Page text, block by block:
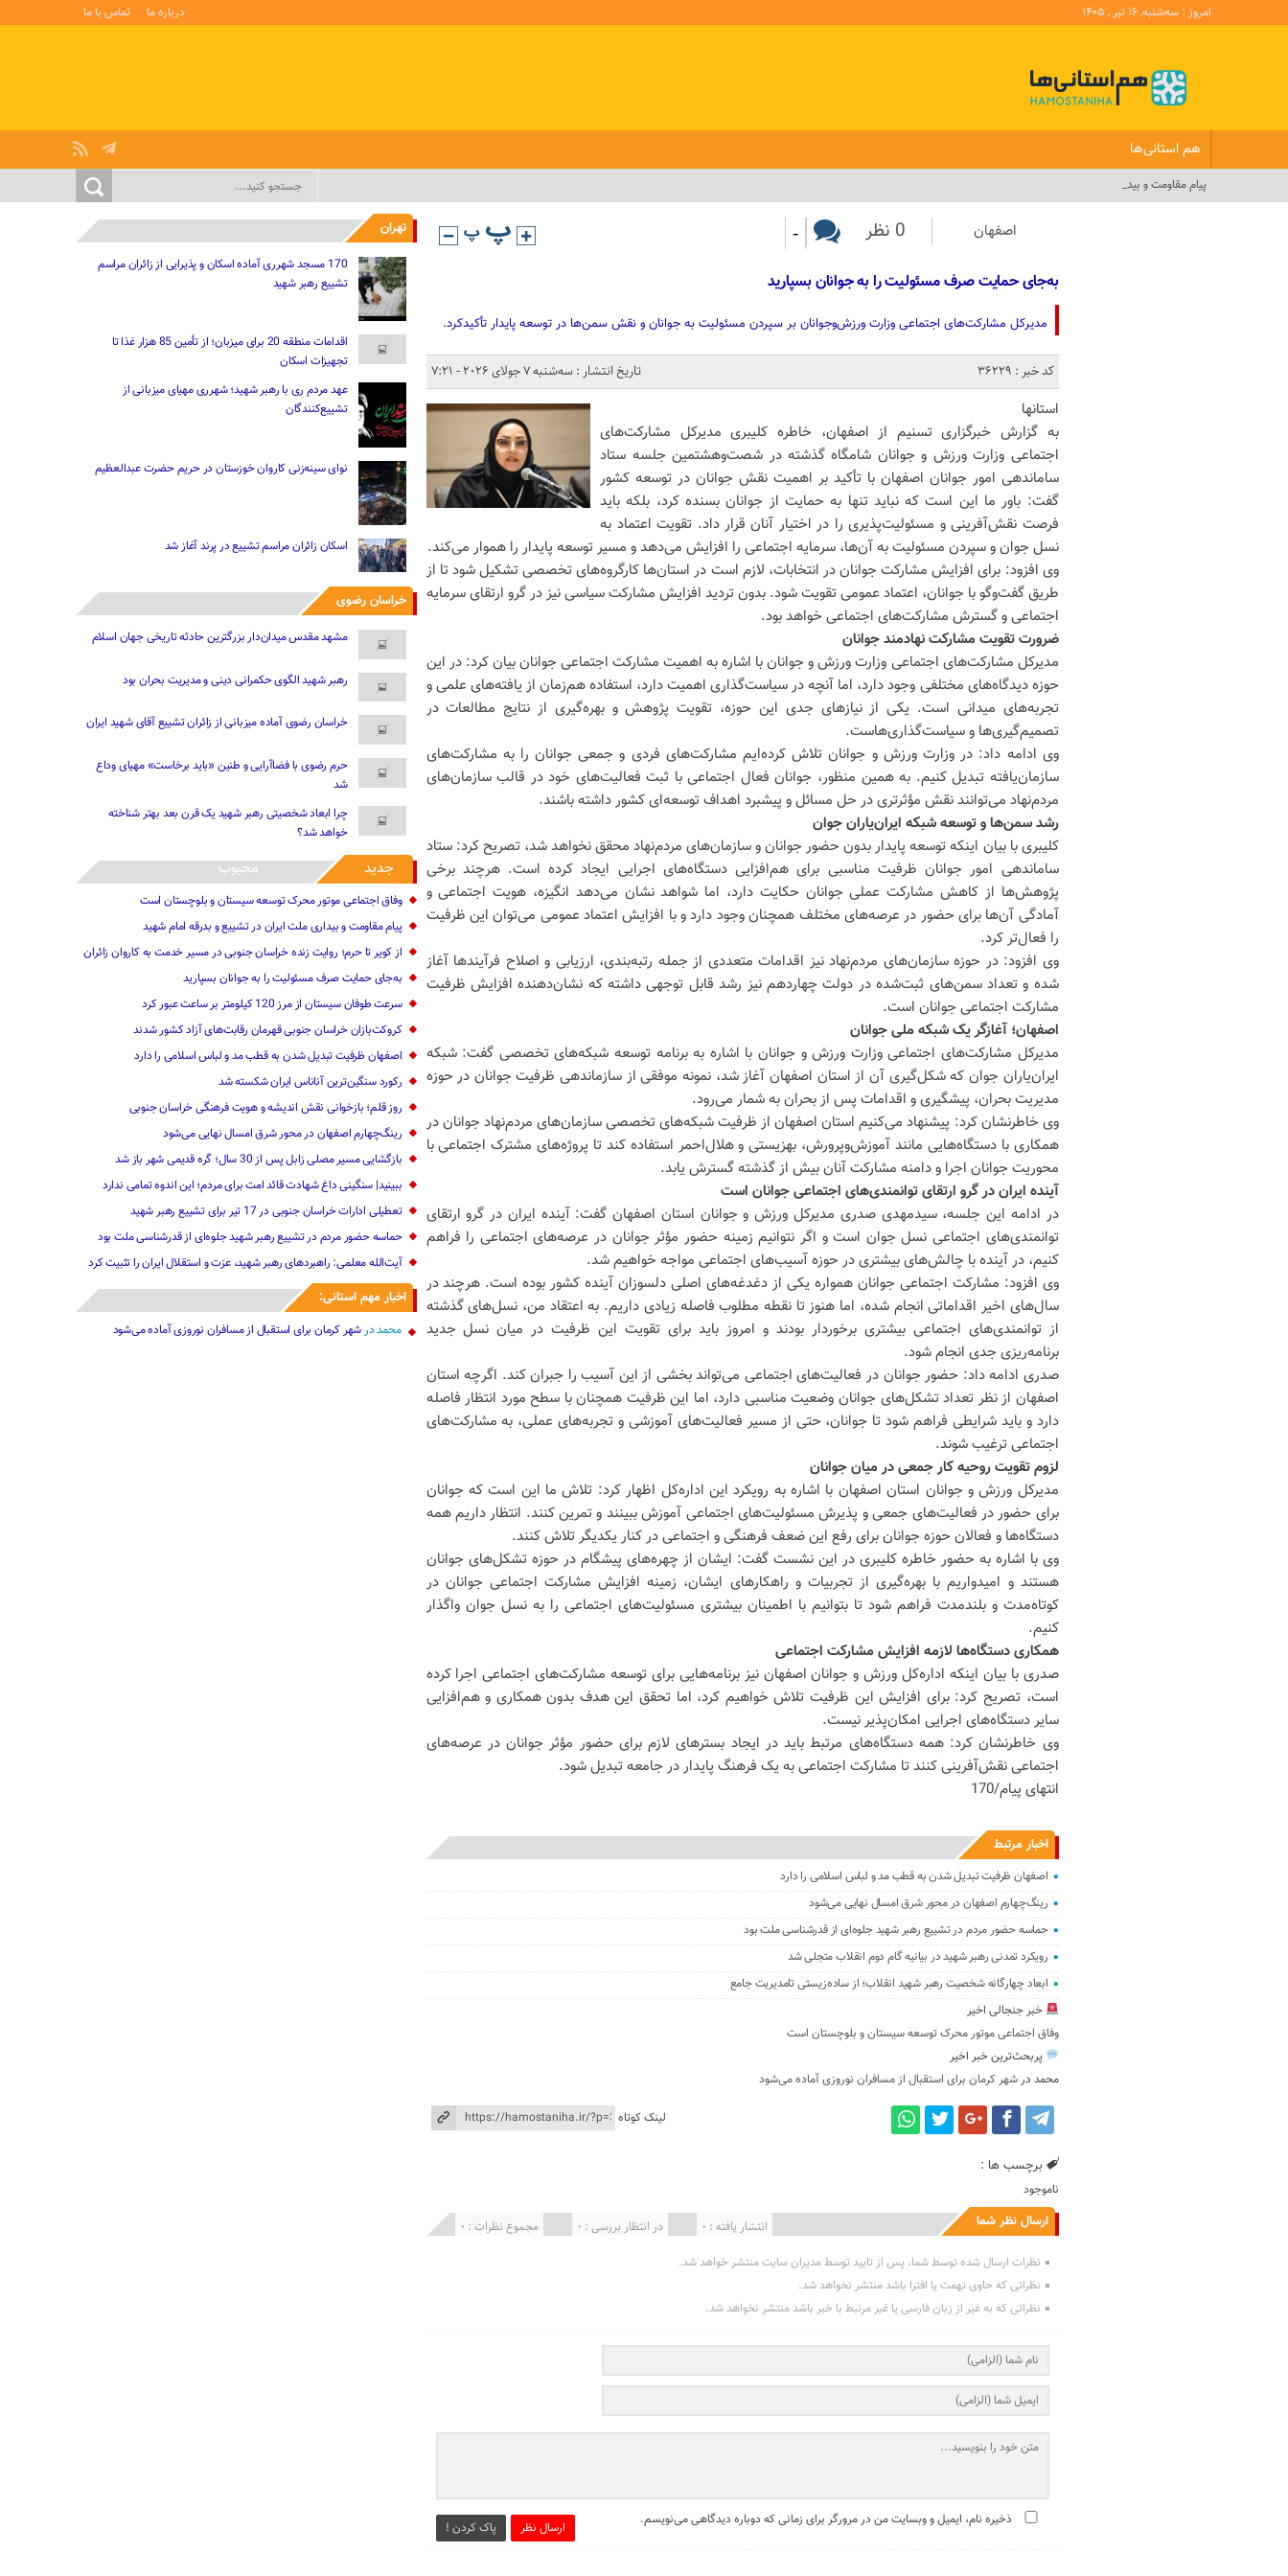
امروز : سه‌شنبه, ۱۶ تیر , ۱۴۰۵ درباره ما تماس با ما
هم استانی‌ها
پیام مقاومت و بیداری ملت ای_
اصفهان 0 نظر -
به‌جای حمایت صرف مسئولیت را به جوانان بسپارید
مدیرکل مشارکت‌های اجتماعی وزارت ورزش‌وجوانان بر سپردن مسئولیت به جوانان و نقش سمن‌ها در توسعه پایدار تأکیدکرد.
کد خبر : 36229
تاریخ انتشار : سه‌شنبه 7 جولای 2026 - 7:21
استانها
به گزارش خبرگزاری تسنیم از اصفهان، خاطره کلیبری مدیرکل مشارکت‌های
اجتماعی وزارت ورزش و جوانان شامگاه گذشته در شصت‌وهشتمین جلسه ستاد
ساماندهی امور جوانان اصفهان با تأکید بر اهمیت نقش جوانان در توسعه کشور
گفت: باور ما این است که نباید تنها به حمایت از جوانان بسنده کرد، بلکه باید
فرصت نقش‌آفرینی و مسئولیت‌پذیری را در اختیار آنان قرار داد. تقویت اعتماد به
نسل جوان و سپردن مسئولیت به آن‌ها، سرمایه اجتماعی را افزایش می‌دهد و مسیر توسعه پایدار را هموار می‌کند.
وی افزود: برای افزایش مشارکت جوانان در انتخابات، لازم است در استان‌ها کارگروه‌های تخصصی تشکیل شود تا از
طریق گفت‌وگو با جوانان، اعتماد عمومی تقویت شود. بدون تردید افزایش مشارکت سیاسی نیز در گرو ارتقای سرمایه
اجتماعی و گسترش مشارکت‌های اجتماعی خواهد بود.
ضرورت تقویت مشارکت نهادمند جوانان
مدیرکل مشارکت‌های اجتماعی وزارت ورزش و جوانان با اشاره به اهمیت مشارکت اجتماعی جوانان بیان کرد: در این
حوزه دیدگاه‌های مختلفی وجود دارد، اما آنچه در سیاست‌گذاری اهمیت دارد، استفاده هم‌زمان از یافته‌های علمی و
تجربه‌های میدانی است. یکی از نیازهای جدی این حوزه، تقویت پژوهش و بهره‌گیری از نتایج مطالعات در
تصمیم‌گیری‌ها و سیاست‌گذاری‌هاست.
وی ادامه داد: در وزارت ورزش و جوانان تلاش کرده‌ایم مشارکت‌های فردی و جمعی جوانان را به مشارکت‌های
سازمان‌یافته تبدیل کنیم. به همین منظور، جوانان فعال اجتماعی با ثبت فعالیت‌های خود در قالب سازمان‌های
مردم‌نهاد می‌توانند نقش مؤثرتری در حل مسائل و پیشبرد اهداف توسعه‌ای کشور داشته باشند.
رشد سمن‌ها و توسعه شبکه ایران‌یاران جوان
کلیبری با بیان اینکه توسعه پایدار بدون حضور جوانان و سازمان‌های مردم‌نهاد محقق نخواهد شد، تصریح کرد: ستاد
ساماندهی امور جوانان ظرفیت مناسبی برای هم‌افزایی دستگاه‌های اجرایی ایجاد کرده است. هرچند برخی
پژوهش‌ها از کاهش مشارکت عملی جوانان حکایت دارد، اما شواهد نشان می‌دهد انگیزه، هویت اجتماعی و
آمادگی آن‌ها برای حضور در عرصه‌های مختلف همچنان وجود دارد و با افزایش اعتماد عمومی می‌توان این ظرفیت
را فعال‌تر کرد.
وی افزود: در حوزه سازمان‌های مردم‌نهاد نیز اقدامات متعددی از جمله رتبه‌بندی، ارزیابی و اصلاح فرآیندها آغاز
شده و تعداد سمن‌های ثبت‌شده در دولت چهاردهم نیز رشد قابل توجهی داشته که نشان‌دهنده افزایش ظرفیت
مشارکت اجتماعی جوانان است.
اصفهان؛ آغازگر یک شبکه ملی جوانان
مدیرکل مشارکت‌های اجتماعی وزارت ورزش و جوانان با اشاره به برنامه توسعه شبکه‌های تخصصی گفت: شبکه
ایران‌یاران جوان که شکل‌گیری آن از استان اصفهان آغاز شد، نمونه موفقی از سازماندهی ظرفیت جوانان در حوزه
مدیریت بحران، پیشگیری و اقدامات پس از بحران به شمار می‌رود.
وی خاطرنشان کرد: پیشنهاد می‌کنیم استان اصفهان از ظرفیت شبکه‌های تخصصی سازمان‌های مردم‌نهاد جوانان در
همکاری با دستگاه‌هایی مانند آموزش‌وپرورش، بهزیستی و هلال‌احمر استفاده کند تا پروژه‌های مشترک اجتماعی با
محوریت جوانان اجرا و دامنه مشارکت آنان بیش از گذشته گسترش یابد.
آینده ایران در گرو ارتقای توانمندی‌های اجتماعی جوانان است
در ادامه این جلسه، سیدمهدی صدری مدیرکل ورزش و جوانان استان اصفهان گفت: آینده ایران در گرو ارتقای
توانمندی‌های اجتماعی نسل جوان است و اگر نتوانیم زمینه حضور مؤثر جوانان در عرصه‌های اجتماعی را فراهم
کنیم، در آینده با چالش‌های بیشتری در حوزه آسیب‌های اجتماعی مواجه خواهیم شد.
وی افزود: مشارکت اجتماعی جوانان همواره یکی از دغدغه‌های اصلی دلسوزان آینده کشور بوده است. هرچند در
سال‌های اخیر اقداماتی انجام شده، اما هنوز تا نقطه مطلوب فاصله زیادی داریم. به اعتقاد من، نسل‌های گذشته
از توانمندی‌های اجتماعی بیشتری برخوردار بودند و امروز باید برای تقویت این ظرفیت در میان نسل جدید
برنامه‌ریزی جدی انجام شود.
صدری ادامه داد: حضور جوانان در فعالیت‌های اجتماعی می‌تواند بخشی از این آسیب را جبران کند. اگرچه استان
اصفهان از نظر تعداد تشکل‌های جوانان وضعیت مناسبی دارد، اما این ظرفیت همچنان با سطح مورد انتظار فاصله
دارد و باید شرایطی فراهم شود تا جوانان، حتی از مسیر فعالیت‌های آموزشی و تجربه‌های عملی، به مشارکت‌های
اجتماعی ترغیب شوند.
لزوم تقویت روحیه کار جمعی در میان جوانان
مدیرکل ورزش و جوانان استان اصفهان با اشاره به رویکرد این اداره‌کل اظهار کرد: تلاش ما این است که جوانان
برای حضور در فعالیت‌های جمعی و پذیرش مسئولیت‌های اجتماعی آموزش ببینند و تمرین کنند. انتظار داریم همه
دستگاه‌ها و فعالان حوزه جوانان برای رفع این ضعف فرهنگی و اجتماعی در کنار یکدیگر تلاش کنند.
وی با اشاره به حضور خاطره کلیبری در این نشست گفت: ایشان از چهره‌های پیشگام در حوزه تشکل‌های جوانان
هستند و امیدواریم با بهره‌گیری از تجربیات و راهکارهای ایشان، زمینه افزایش مشارکت اجتماعی جوانان در
کوتاه‌مدت و بلندمدت فراهم شود تا بتوانیم با اطمینان بیشتری مسئولیت‌های اجتماعی را به نسل جوان واگذار
کنیم.
همکاری دستگاه‌ها لازمه افزایش مشارکت اجتماعی
صدری با بیان اینکه اداره‌کل ورزش و جوانان اصفهان نیز برنامه‌هایی برای توسعه مشارکت‌های اجتماعی اجرا کرده
است، تصریح کرد: برای افزایش این ظرفیت تلاش خواهیم کرد، اما تحقق این هدف بدون همکاری و هم‌افزایی
سایر دستگاه‌های اجرایی امکان‌پذیر نیست.
وی خاطرنشان کرد: همه دستگاه‌های مرتبط باید در ایجاد بسترهای لازم برای حضور مؤثر جوانان در عرصه‌های
اجتماعی نقش‌آفرینی کنند تا مشارکت اجتماعی به یک فرهنگ پایدار در جامعه تبدیل شود.
انتهای پیام/170
اخبار مرتبط
اصفهان ظرفیت تبدیل شدن به قطب مد و لباس اسلامی را دارد
رینگ‌چهارم اصفهان در محور شرق امسال نهایی می‌شود
حماسه حضور مردم در تشییع رهبر شهید جلوه‌ای از قدرشناسی ملت بود
رویکرد تمدنی رهبر شهید در بیانیه گام دوم انقلاب متجلی شد
ابعاد چهارگانه شخصیت رهبر شهید انقلاب؛ از ساده‌زیستی تامدیریت جامع
خبر جنجالی اخیر
وفاق اجتماعی موتور محرک توسعه سیستان و بلوچستان است
پربحث‌ترین خبر اخیر
محمد درشهر کرمان برای استقبال از مسافران نوروزی آماده می‌شود
لینک کوتاه
برچسب ها :
ناموجود
ارسال نظر شما مجموع نظرات : 0 در انتظار بررسی : 0 انتشار یافته : 0
نظرات ارسال شده توسط شما، پس از تایید توسط مدیران سایت منتشر خواهد شد.
نظراتی که حاوی تهمت یا افترا باشد منتشر نخواهد شد.
نظراتی که به غیر از زبان فارسی یا غیر مرتبط با خبر باشد منتشر نخواهد شد.
ارسال نظر پاک کردن ! ذخیره نام، ایمیل و وبسایت من در مرورگر برای زمانی که دوباره دیدگاهی می‌نویسم.
تهران
170 مسجد شهرری آماده اسکان و پذیرایی از زائران مراسم
تشییع رهبر شهید
اقدامات منطقه 20 برای میزبان؛ از تأمین 85 هزار غذا تا
تجهیزات اسکان
عهد مردم ری با رهبر شهید؛ شهرری مهیای میزبانی از
تشییع‌کنندگان
نوای سینه‌زنی کاروان خوزستان در حریم حضرت عبدالعظیم
اسکان زائران مراسم تشییع در پرند آغاز شد
خراسان رضوی
مشهد مقدس میدان‌دار بزرگترین حادثه تاریخی جهان اسلام
رهبر شهید الگوی حکمرانی دینی و مدیریت بحران بود
خراسان رضوی آماده میزبانی از زائران تشییع آقای شهید ایران
حرم رضوی با فضاآرایی و طنین «باید برخاست» مهیای وداع
شد
چرا ابعاد شخصیتی رهبر شهید یک قرن بعد بهتر شناخته
خواهد شد؟
جدید محبوب
وفاق اجتماعی موتور محرک توسعه سیستان و بلوچستان است
پیام مقاومت و بیداری ملت ایران در تشییع و بدرقه امام شهید
از کویر تا حرم؛ روایت زنده خراسان جنوبی در مسیر خدمت به کاروان زائران
به‌جای حمایت صرف مسئولیت را به جوانان بسپارید
سرعت طوفان سیستان از مرز 120 کیلومتر بر ساعت عبور کرد
کروکت‌بازان خراسان جنوبی قهرمان رقابت‌های آزاد کشور شدند
اصفهان ظرفیت تبدیل شدن به قطب مد و لباس اسلامی را دارد
رکورد سنگین‌ترین آناناس ایران ‌شکسته شد
روز قلم؛ بازخوانی نقش اندیشه و هویت فرهنگی خراسان جنوبی
رینگ‌چهارم اصفهان در محور شرق امسال نهایی می‌شود
بازگشایی مسیر مصلی زابل پس از 30 سال؛ گره قدیمی شهر باز شد
ببینید| سنگینی داغ شهادت قائد امت برای مردم؛ این اندوه تمامی ندارد
تعطیلی ادارات خراسان جنوبی در 17 تیر برای تشییع رهبر شهید
حماسه حضور مردم در تشییع رهبر شهید جلوه‌ای از قدرشناسی ملت بود
آیت‌الله معلمی: راهبردهای رهبر شهید، عزت و استقلال ایران را تثبیت کرد
اخبار مهم استانی:
محمددرشهر کرمان برای استقبال از مسافران نوروزی آماده می‌شود